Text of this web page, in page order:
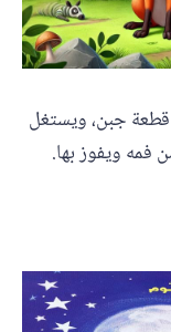
جبن، ويستغل
فمه ويفوز بها.